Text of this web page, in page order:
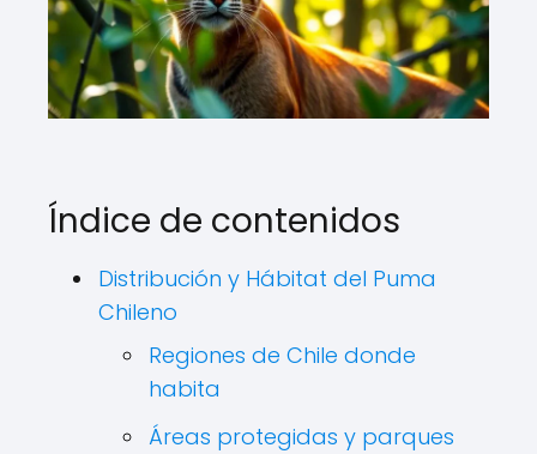
Índice de contenidos
Distribución y Hábitat del Puma
Chileno
Regiones de Chile donde
habita
Áreas protegidas y parques